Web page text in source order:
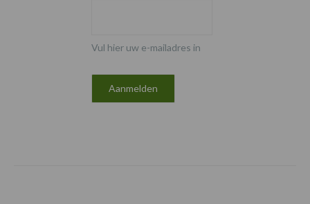
Vul hier uw e-mailadres in